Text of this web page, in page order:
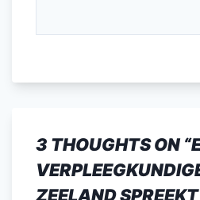
3 THOUGHTS ON “
ZEELAND